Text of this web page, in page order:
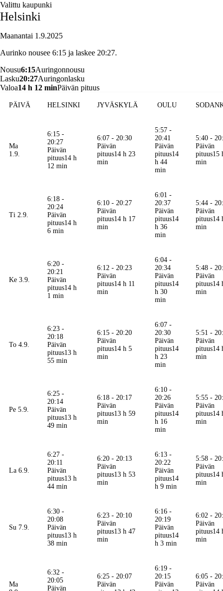
Valittu kaupunki
Helsinki
Maanantai 1.9.2025
Aurinko nousee 6:15 ja laskee 20:27.
Nousu6:15Auringonnousu
Lasku20:27Auringonlasku
Valoa14 h 12 minPäivän pituus
PÄIVÄ HELSINKI JYVÄSKYLÄ OULU
Ma
1.9.
6:15 -
20:27
Päivän
pituus14 h
12 min
6:07 - 20:30
Päivän
pituus14 h 23
min
5:57 -
20:41
Päivän
pituus14
h 44
min
5:40 -
Päivän
pituus15
min
Ti 2.9.
6:18 -
20:24
Päivän
pituus14 h
6 min
6:10 - 20:27
Päivän
pituus14 h 17
min
6:01 -
20:37
Päivän
pituus14
h 36
min
5:44 -
Päivän
pituus14
min
Ke 3.9.
6:20 -
20:21
Päivän
pituus14 h
1 min
6:12 - 20:23
Päivän
pituus14 h 11
min
6:04 -
20:34
Päivän
pituus14
h 30
min
5:48 -
Päivän
pituus14
min
To 4.9.
6:23 -
20:18
Päivän
pituus13 h
55 min
6:15 - 20:20
Päivän
pituus14 h 5
min
6:07 -
20:30
Päivän
pituus14
h 23
min
5:51 -
Päivän
pituus14
min
Pe 5.9.
6:25 -
20:14
Päivän
pituus13 h
49 min
6:18 - 20:17
Päivän
pituus13 h 59
min
6:10 -
20:26
Päivän
pituus14
h 16
min
5:55 -
Päivän
pituus14
min
La 6.9.
6:27 -
20:11
Päivän
pituus13 h
44 min
6:20 - 20:13
Päivän
pituus13 h 53
min
6:13 -
20:22
Päivän
pituus14
h 9 min
5:58 -
Päivän
pituus14
min
Su 7.9.
6:30 -
20:08
Päivän
pituus13 h
38 min
6:23 - 20:10
Päivän
pituus13 h 47
min
6:16 -
20:19
Päivän
pituus14
h 3 min
6:02 -
Päivän
pituus14
min
Ma
6:32 -
20:05
Päivän
6:25 - 20:07
Päivän
6:19 -
20:15
Päivän
6:05 -
Päivän